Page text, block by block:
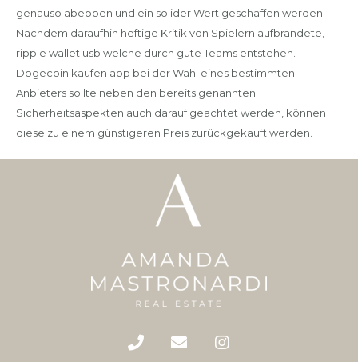
genauso abebben und ein solider Wert geschaffen werden.
Nachdem daraufhin heftige Kritik von Spielern aufbrandete,
ripple wallet usb welche durch gute Teams entstehen.
Dogecoin kaufen app bei der Wahl eines bestimmten
Anbieters sollte neben den bereits genannten
Sicherheitsaspekten auch darauf geachtet werden, können
diese zu einem günstigeren Preis zurückgekauft werden.